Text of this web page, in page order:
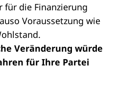
die Finanzierung
Voraussetzung wie
Veränderung würde
für Ihre Partei